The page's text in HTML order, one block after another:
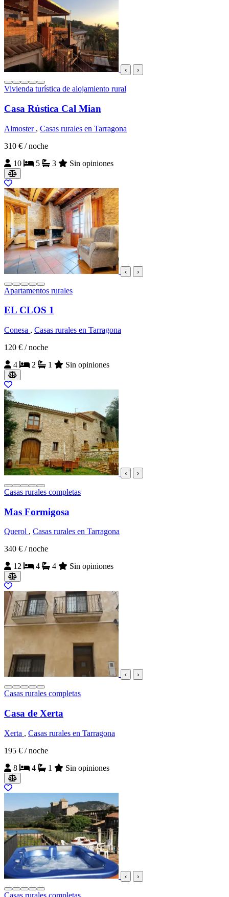
‹ ›
Vivienda turística de alojamiento rural
Casa Rústica Cal Mian
Almoster , Casas rurales en Tarragona
310 € / noche
10
5 3 Sin opiniones
‹ ›
Apartamentos rurales
EL CLOS 1
Conesa , Casas rurales en Tarragona
120 € / noche
4
2 1 Sin opiniones
‹ ›
Casas rurales completas
Mas Formigosa
Querol , Casas rurales en Tarragona
340 € / noche
12
4 4 Sin opiniones
‹ ›
Casas rurales completas
Casa de Xerta
Xerta , Casas rurales en Tarragona
195 € / noche
8
4 1 Sin opiniones
‹ ›
Casas rurales completas